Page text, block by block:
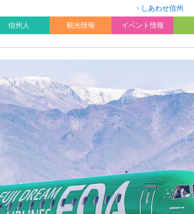
しあわせ信州
信州人
観光情報 イベント情報